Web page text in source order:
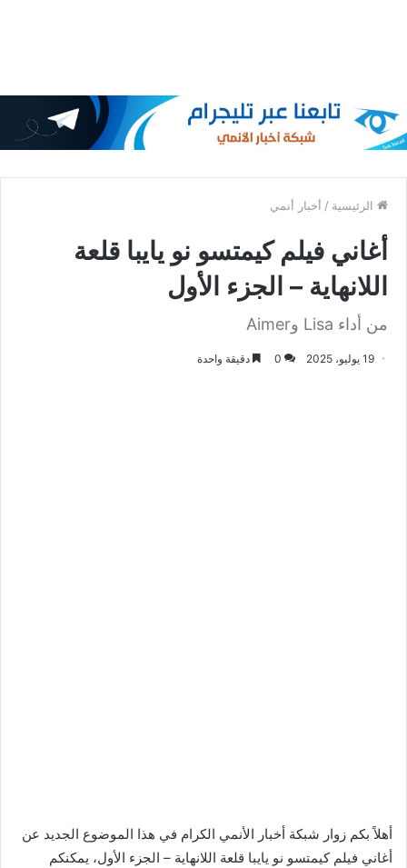
الرئيسية / أخبار أنمي
أغاني فيلم كيمتسو نو يايبا قلعة
اللانهاية – الجزء الأول
من أداء Lisa وAimer
19 يوليو، 2025 0 دقيقة واحدة
أهلاً بكم زوار شبكة أخبار الأنمي الكرام في هذا الموضوع الجديد عن
أغاني فيلم كيمتسو نو يايبا قلعة اللانهاية – الجزء الأول، يمكنكم